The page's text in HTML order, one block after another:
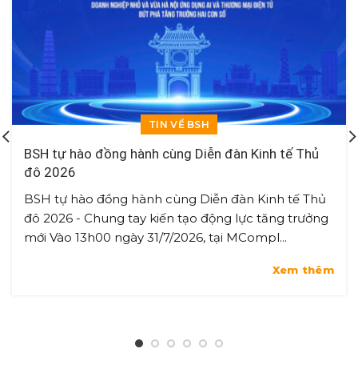
TIN VỀ BSH
BSH tự hào đồng hành cùng Diễn đàn Kinh tế Thủ
đô 2026
BSH tự hào đồng hành cùng Diễn đàn Kinh tế Thủ
đô 2026 - Chung tay kiến tạo động lực tăng trưởng
mới Vào 13h00 ngày 31/7/2026, tại MCompl...
Xem thêm